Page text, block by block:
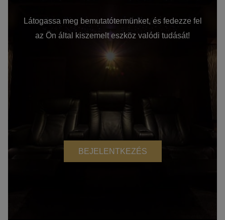
Látogassa meg bemutatótermünket, és fedezze fel
az Ön által kiszemelt eszköz valódi tudását!
BEJELENTKEZÉS